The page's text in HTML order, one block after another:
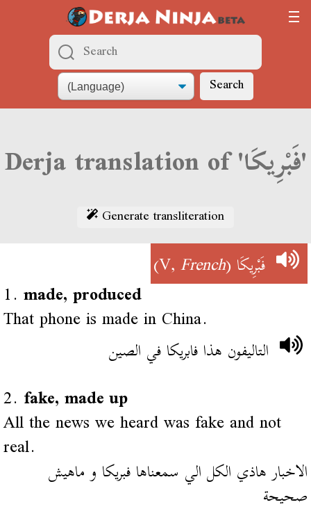
Search
Derja translation of 'فَبْرِيكَا'
Generate transliteration
فَبْرِيكَا(V,
French
)
1.made, produced
That phone is made in China.
التاليفون هذا فابريكا في الصين
2. fake, made up
All the news we heard was fake and not
real.
الاخبار هاذي الكل الي سمعناها فبريكا و ماهيش
صحيحة